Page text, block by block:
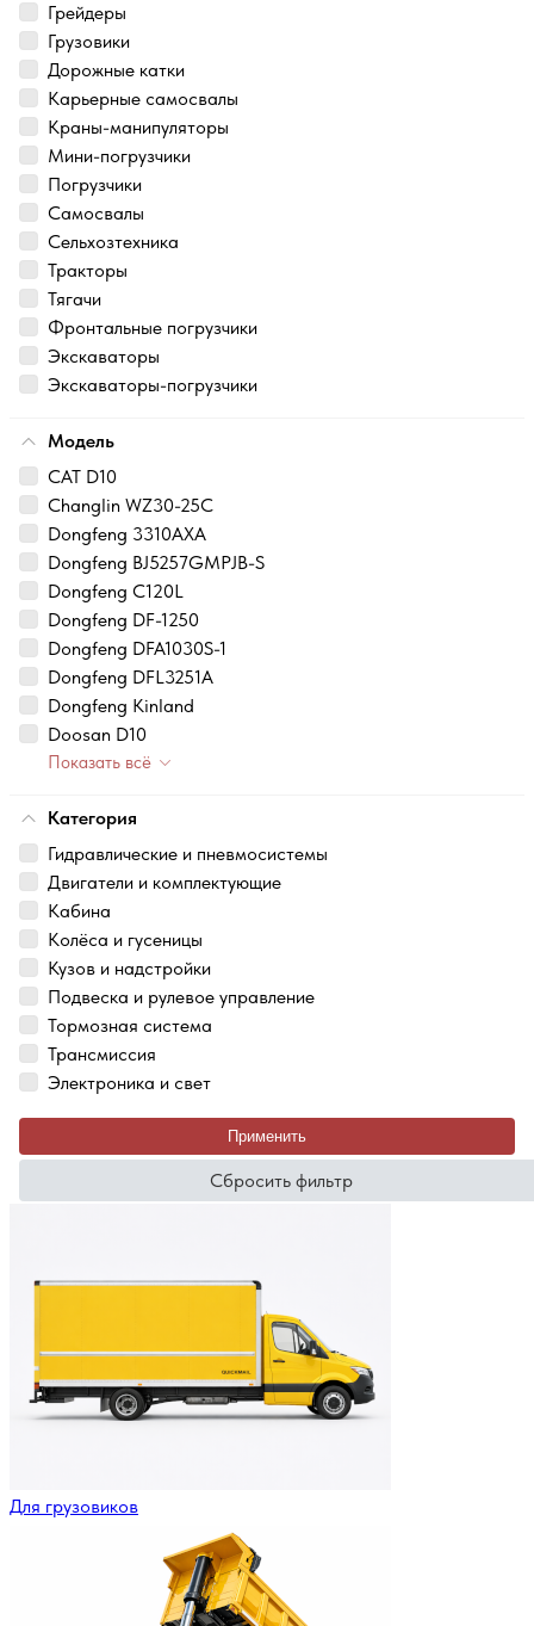
Грейдеры
Грузовики
Дорожные катки
Карьерные самосвалы
Краны-манипуляторы
Мини-погрузчики
Погрузчики
Самосвалы
Сельхозтехника
Тракторы
Тягачи
Фронтальные погрузчики
Экскаваторы
Экскаваторы-погрузчики
Модель
CAT D10
Changlin WZ30-25C
Dongfeng 3310AXA
Dongfeng BJ5257GMPJB-S
Dongfeng C120L
Dongfeng DF-1250
Dongfeng DFA1030S-1
Dongfeng DFL3251A
Dongfeng Kinland
Doosan D10
Показать всё
Категория
Гидравлические и пневмосистемы
Двигатели и комплектующие
Кабина
Колёса и гусеницы
Кузов и надстройки
Подвеска и рулевое управление
Тормозная система
Трансмиссия
Электроника и свет
Применить
Сбросить фильтр
Для грузовиков